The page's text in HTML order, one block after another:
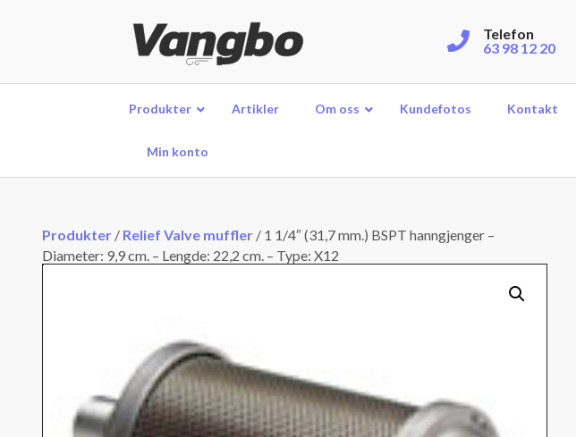
Telefon
63 98 12 20
Produkter Artikler Om oss Kundefotos Kontakt
Min konto
Produkter / Relief Valve muffler / 1 1/4″ (31,7 mm.) BSPT hanngjenger –
Diameter: 9,9 cm. – Lengde: 22,2 cm. – Type: X12